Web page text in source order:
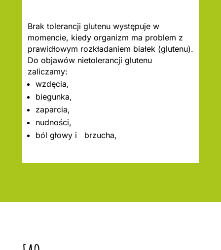
Brak tolerancji glutenu występuje w
momencie, kiedy organizm ma problem z
prawidłowym rozkładaniem białek (glutenu).
Do objawów nietolerancji glutenu
zaliczamy:
wzdęcia,
biegunka,
zaparcia,
nudności,
ból głowy i brzucha,